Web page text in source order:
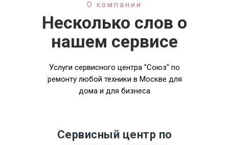
Несколько слов о
нашем сервисе
Услуги сервисного центра "Союз" по
ремонту любой техники в Москве для
дома и для бизнеса
О компании
Сервисный центр по